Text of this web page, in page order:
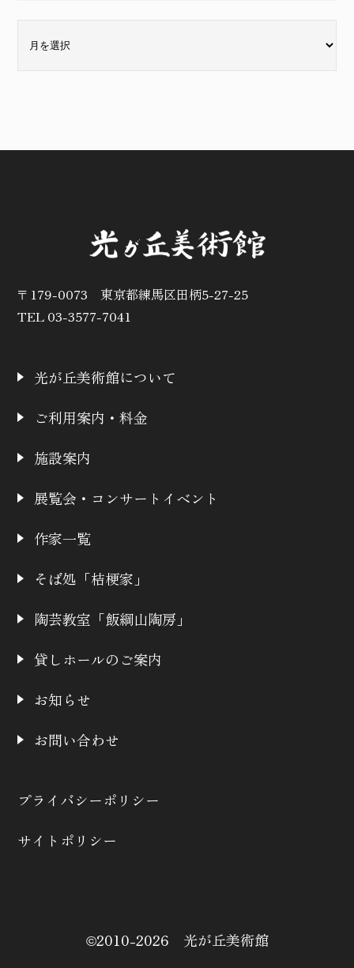
カ
〒179-0073 東京都練馬区田柄5-27-25
TEL 03-3577-7041
光が丘美術館について
ご利用案内・料金
施設案内
展覧会・コンサートイベント
作家一覧
そば処「桔梗家」
陶芸教室「飯綱山陶房」
貸しホールのご案内
お知らせ
お問い合わせ
プライバシーポリシー
サイトポリシー
©2010-2026 光が丘美術館